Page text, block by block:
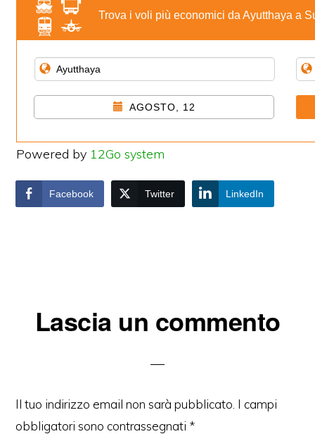
Trova i voli più economici da Ayutthaya a
AGOSTO, 12
Powered by 12Go system
Facebook Twitter LinkedIn
Interazioni
Lascia un commento
Il tuo indirizzo email non sarà pubblicato. I campi
obbligatori sono contrassegnati *